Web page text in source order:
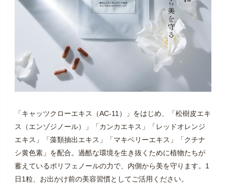
「キャッツクローエキス（AC-11）」をはじめ、「松樹皮エキ
ス（エンゾジノール）」「カンカエキス」「レッドオレンジ
エキス」「藻類抽出エキス」「マキベリーエキス」「クチナ
シ黄色素」を配合。過酷な環境を生き抜くために植物たちが
蓄えているポリフェノールの力で、内側から美を守ります。1
日1粒、お出かけ前の美容習慣としてご活用ください。